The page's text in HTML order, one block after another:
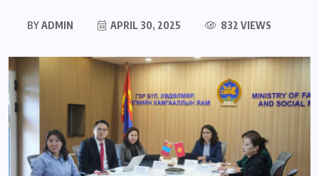
BYADMIN APRIL 30, 2025 832 VIEWS